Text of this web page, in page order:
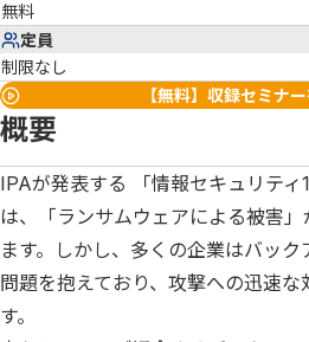
無料
定員
制限なし
【無料】収録セミナ
概要
IPAが発表する 「情報セキュリテ
は、「ランサムウェアによる被害
ます。しかし、多くの企業はバッ
問題を抱えており、攻撃への迅速
す。